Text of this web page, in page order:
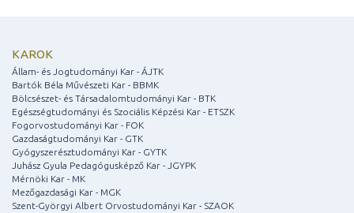
KAROK
Állam- és Jogtudományi Kar - ÁJTK
Bartók Béla Művészeti Kar - BBMK
Bölcsészet- és Társadalomtudományi Kar - BTK
Egészségtudományi és Szociális Képzési Kar - ETSZK
Fogorvostudományi Kar - FOK
Gazdaságtudományi Kar - GTK
Gyógyszerésztudományi Kar - GYTK
Juhász Gyula Pedagógusképző Kar - JGYPK
Mérnöki Kar - MK
Mezőgazdasági Kar - MGK
Szent-Györgyi Albert Orvostudományi Kar - SZAOK